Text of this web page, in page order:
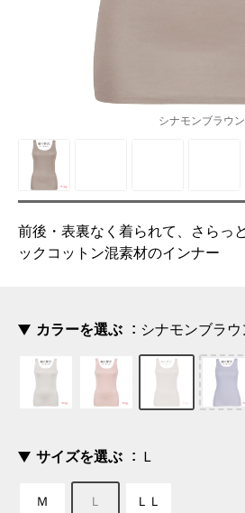
シナモンブラウン
前後・表裏なく着られて、さらっ
ックコットン混素材のインナー
カラーを選ぶ シナモンブラウ
サイズを選ぶ Ｌ
Ｍ Ｌ ＬＬ